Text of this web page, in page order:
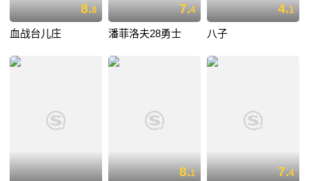
8.8
血战台儿庄
7.4
潘菲洛夫28勇士
4.1
八子
8.1 7.4